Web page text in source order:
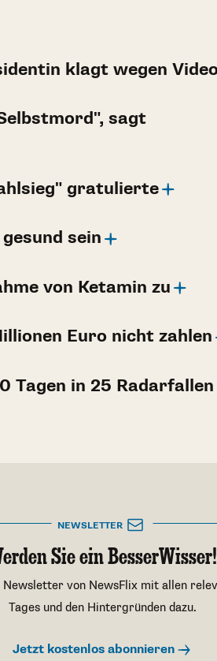
klagt wegen
sagt
gratulierte
sein
von Ketamin zu
Euro nicht zahlen
Tagen in 25 Radarfallen
NEWSLETTER
Sie ein BesserWisser!
von NewsFlix mit allen
Tages und den Hintergründen dazu.
Jetzt kostenlos abonnieren